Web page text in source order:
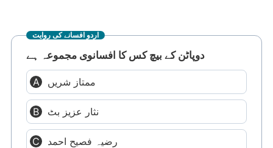
اردو افسانے کی روایت
دوپاٹن کے بیچ کس کا افسانوی مجموعہ ہے
ممتاز شریں
نثار عزیز بٹ
رضیہ فصیح احمد